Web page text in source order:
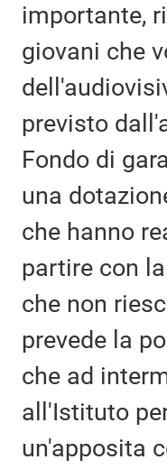
importante,
giovani che
previsto
Fondo di
una
che hanno
partire con
che non
prevede la
che ad
all'Istituto
un'apposita